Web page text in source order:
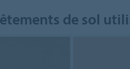
de sol